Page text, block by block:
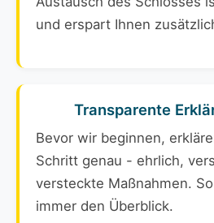
und erspart Ihnen
Transparente
Bevor wir beginnen,
Schritt genau - ehrlich,
versteckte Maßnahmen.
immer den Überblick.